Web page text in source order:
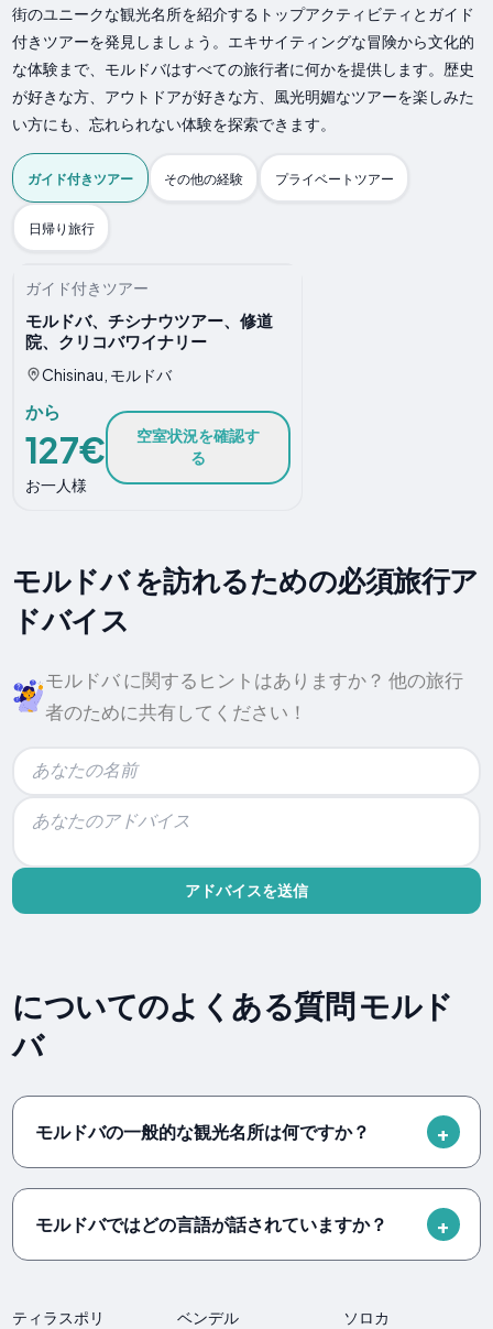
街のユニークな観光名所を紹介するトップアクティビティとガイド
付きツアーを発見しましょう。エキサイティングな冒険から文化的
な体験まで、モルドバはすべての旅行者に何かを提供します。歴史
が好きな方、アウトドアが好きな方、風光明媚なツアーを楽しみた
い方にも、忘れられない体験を探索できます。
ガイド付きツアー その他の経験 プライベートツアー
日帰り旅行
ガイド付きツアー
モルドバ、チシナウツアー、修道
院、クリコバワイナリー
Chisinau, モルドバ
から
127€
お一人様
空室状況を確認す
る
モルドバ を訪れるための必須旅行ア
ドバイス
モルドバ に関するヒントはありますか？ 他の旅行
者のために共有してください！
アドバイスを送信
についてのよくある質問 モルド
バ
モルドバの一般的な観光名所は何ですか？
モルドバではどの言語が話されていますか？
ティラスポリ ベンデル
ソロカ